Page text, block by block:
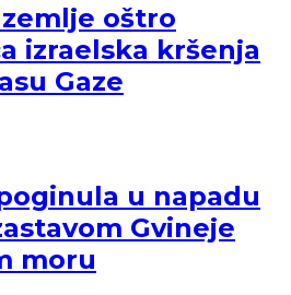
oštro
izraelska kršenja
Gaze
u napadu
Gvineje
moru